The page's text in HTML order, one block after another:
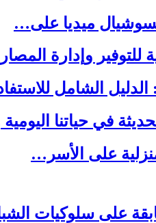
في حياتنا
على الأسر…